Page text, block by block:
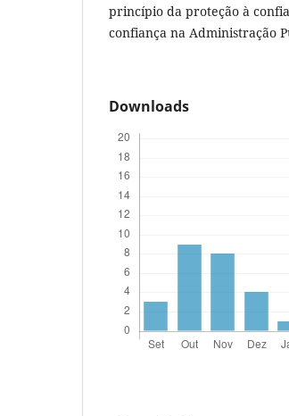
princípio da proteção à
confiança na Administração
Downloads